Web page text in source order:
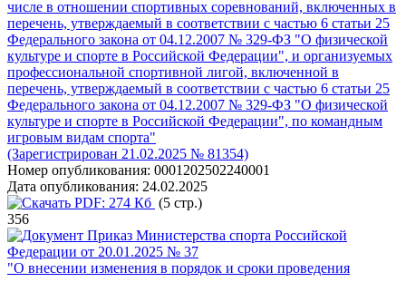
числе в отношении спортивных соревнований, включенных в
перечень, утверждаемый в соответствии с частью 6 статьи 25
Федерального закона от 04.12.2007 № 329-ФЗ "О физической
культуре и спорте в Российской Федерации", и организуемых
профессиональной спортивной лигой, включенной в
перечень, утверждаемый в соответствии с частью 6 статьи 25
Федерального закона от 04.12.2007 № 329-ФЗ "О физической
культуре и спорте в Российской Федерации", по командным
игровым видам спорта"
(Зарегистрирован 21.02.2025 № 81354)
Номер опубликования: 0001202502240001
Дата опубликования: 24.02.2025
PDF: 274 Кб (5 стр.)
356
Приказ Министерства спорта Российской
Федерации от 20.01.2025 № 37
"О внесении изменения в порядок и сроки проведения